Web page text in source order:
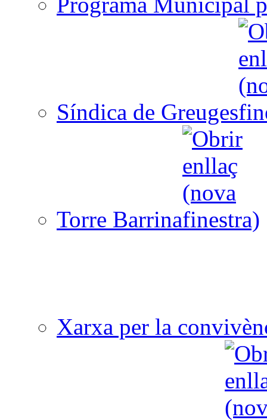
Síndica de Greuges
Torre Barrina
Xarxa per la